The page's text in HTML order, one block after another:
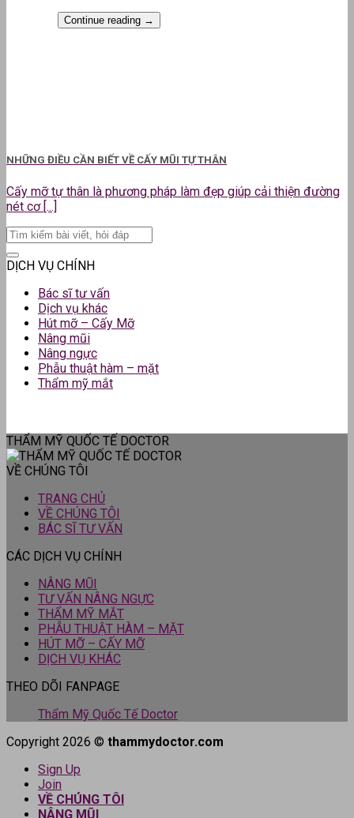
Continue reading →
NHỮNG ĐIỀU CẦN BIẾT VỀ CẤY MŨI TỰ THÂN
Cấy mỡ tự thân là phương pháp làm đẹp giúp cải thiện đường
nét cơ [...]
DỊCH VỤ CHÍNH
Bác sĩ tư vấn
Dịch vụ khác
Hút mỡ – Cấy Mỡ
Nâng mũi
Nâng ngực
Phẫu thuật hàm – mặt
Thẩm mỹ mắt
THẨM MỸ QUỐC TẾ DOCTOR
VỀ CHÚNG TÔI
TRANG CHỦ
VỀ CHÚNG TÔI
BÁC SĨ TƯ VẤN
CÁC DỊCH VỤ CHÍNH
NÂNG MŨI
TƯ VẤN NÂNG NGỰC
THẨM MỸ MẮT
PHẪU THUẬT HÀM – MẶT
HÚT MỠ – CẤY MỠ
DỊCH VỤ KHÁC
THEO DÕI FANPAGE
Thẩm Mỹ Quốc Tế Doctor
Copyright 2026 © thammydoctor.com
Sign Up
Join
VỀ CHÚNG TÔI
NÂNG MŨI